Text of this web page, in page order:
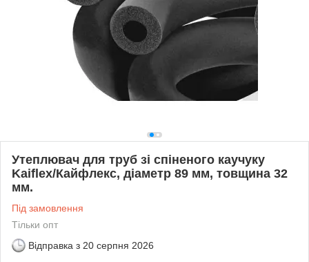
Утеплювач для труб зі спіненого каучуку
Kaiflex/Кайфлекс, діаметр 89 мм, товщина 32
мм.
Під замовлення
Тільки опт
Відправка з 20 серпня 2026